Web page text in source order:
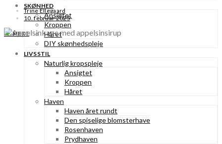
SKØNHED
Ansigtet
Kroppen
Håret
DIY skønhedspleje
LIVSSTIL
Naturlig kropspleje
Ansigtet
Kroppen
Håret
Haven
Haven året rundt
Den spiselige blomsterhave
Rosenhaven
Prydhaven
Trine Ellegaard
10. februar 2025
SE MERE